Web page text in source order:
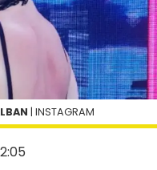
| INSTAGRAM